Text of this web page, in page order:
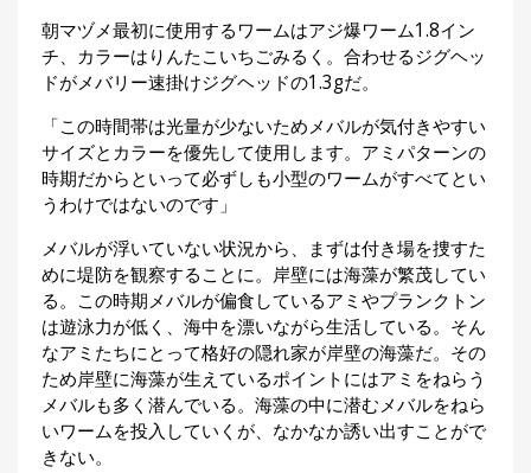
朝マヅメ最初に使用するワームはアジ爆ワーム1.8イン
チ、カラーはりんたこいちごみるく。合わせるジグヘッ
ドがメバリー速掛けジグヘッドの1.3gだ。
「この時間帯は光量が少ないためメバルが気付きやすい
サイズとカラーを優先して使用します。アミパターンの
時期だからといって必ずしも小型のワームがすべてとい
うわけではないのです」
メバルが浮いていない状況から、まずは付き場を捜すた
めに堤防を観察することに。岸壁には海藻が繁茂してい
る。この時期メバルが偏食しているアミやプランクトン
は遊泳力が低く、海中を漂いながら生活している。そん
なアミたちにとって格好の隠れ家が岸壁の海藻だ。その
ため岸壁に海藻が生えているポイントにはアミをねらう
メバルも多く潜んでいる。海藻の中に潜むメバルをねら
いワームを投入していくが、なかなか誘い出すことがで
きない。
月
刊
つ
り
ブ
ロ
グ
お
問
い